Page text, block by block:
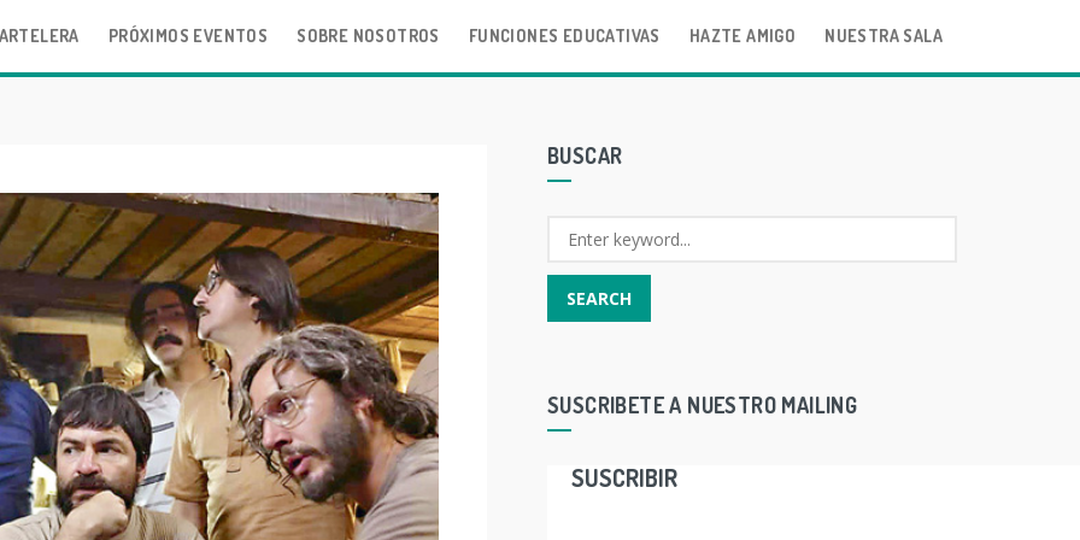
PRÓXIMOS EVENTOS SOBRE NOSOTROS FUNCIONES EDUCATIVAS HAZTE AMIGO NUESTRA SALA
BUSCAR
SUSCRIBETE A NUESTRO MAILING
SUSCRIBIR